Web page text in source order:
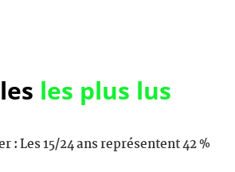
les plus lus
: Les 15/24 ans représentent 42 %